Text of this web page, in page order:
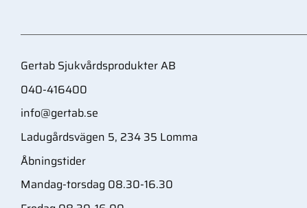
Gertab Sjukvårdsprodukter AB
040-416400
info@gertab.se
Ladugårdsvägen 5, 234 35 Lomma
Åbningstider
Mandag-torsdag 08.30-16.30